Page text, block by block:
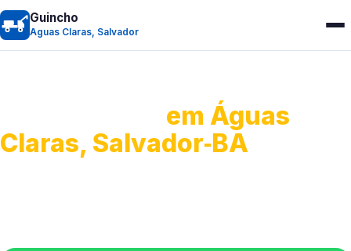
Guincho
Aguas Claras, Salvador
em Águas
Claras, Salvador‑BA